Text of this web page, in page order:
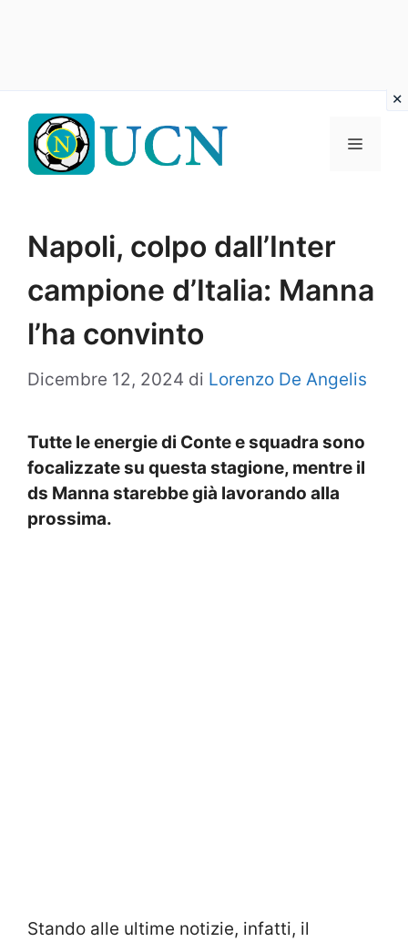
contenuto
Menu
Napoli, colpo dall’Inter
campione d’Italia: Manna
l’ha convinto
Dicembre 12, 2024 di Lorenzo De Angelis
Tutte le energie di Conte e squadra sono
focalizzate su questa stagione, mentre il
ds Manna starebbe già lavorando alla
prossima.
Stando alle ultime notizie, infatti, il